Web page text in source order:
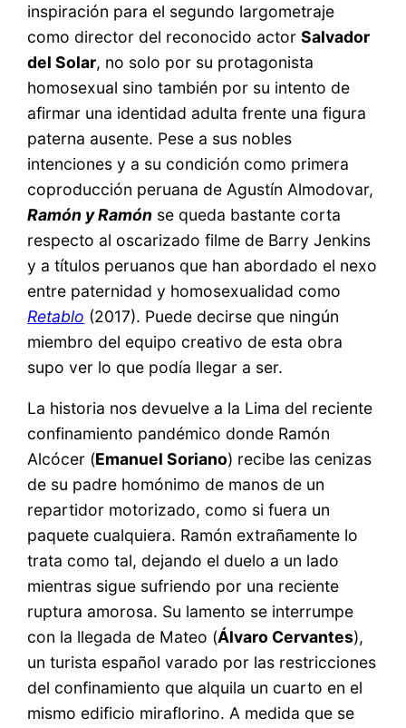
inspiración para el segundo largometraje
como director del reconocido actorSalvador
del Solar, no solo por su protagonista
homosexual sino también por su intento de
afirmar una identidad adulta frente una figura
paterna ausente. Pese a sus nobles
intenciones y a su condición como primera
coproducción peruana de Agustín Almodovar,
Ramón y Ramón se queda bastante corta
respecto al oscarizado filme de Barry Jenkins
y a títulos peruanos que han abordado el nexo
entre paternidad y homosexualidad como
Retablo (2017). Puede decirse que ningún
miembro del equipo creativo de esta obra
supo ver lo que podía llegar a ser.
La historia nos devuelve a la Lima del reciente
confinamiento pandémico donde Ramón
Alcócer (Emanuel Soriano) recibe las cenizas
de su padre homónimo de manos de un
repartidor motorizado, como si fuera un
paquete cualquiera. Ramón extrañamente lo
trata como tal, dejando el duelo a un lado
mientras sigue sufriendo por una reciente
ruptura amorosa. Su lamento se interrumpe
con la llegada de Mateo (Álvaro Cervantes),
un turista español varado por las restricciones
del confinamiento que alquila un cuarto en el
mismo edificio miraflorino. A medida que se